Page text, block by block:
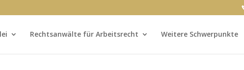
Rechtsanwälte für Arbeitsrecht Weitere Schwerpunkte